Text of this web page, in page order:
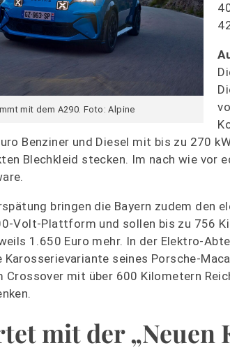
mit dem A290. Foto: Alpine
Benziner und Diesel mit bis zu 270
Blechkleid stecken. Im nach wie vor
bringen die Bayern zudem den
Volt-Plattform und sollen bis zu 756
1.650 Euro mehr. In der Elektro-
Karosserievariante seines Porsche-
Crossover mit über 600 Kilometern
mit der „Neuen